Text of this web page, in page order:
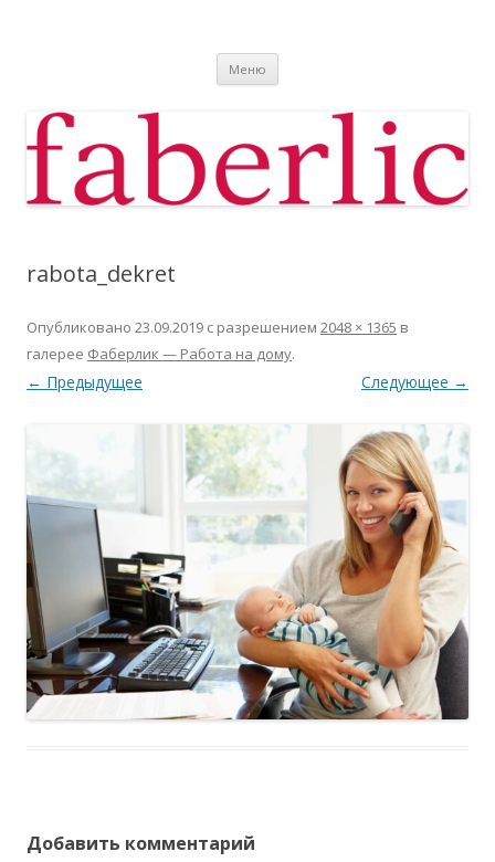
Меню
rabota_dekret
Опубликовано 23.09.2019 с разрешением 2048 × 1365 в
галерее Фаберлик — Работа на дому.
← Предыдущее Следующее →
Добавить комментарий